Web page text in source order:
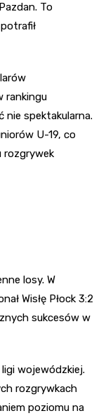
To
rankingu
nie spektakularna.
U-19, co
rozgrywek
losy. W
Wisłę Płock 3:2
sukcesów w
ligi wojewódzkiej.
rozgrywkach
poziomu na